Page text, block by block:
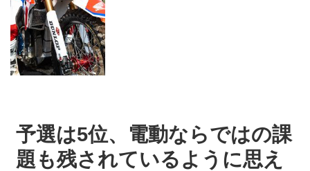
予選は5位、電動ならではの課
題も残されているように思え